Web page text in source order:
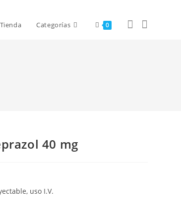
Tienda Categorías 0
40 mg
uso I.V.